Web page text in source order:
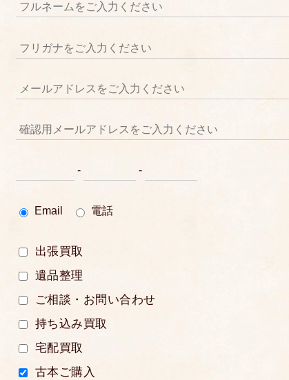
- -
Email 電話
出張買取
遺品整理
ご相談・お問い合わせ
持ち込み買取
宅配買取
古本ご購入